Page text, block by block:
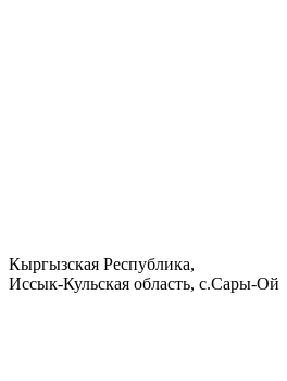
Кыргызская Республика,
Иссык-Кульская область, с.Сары-Ой